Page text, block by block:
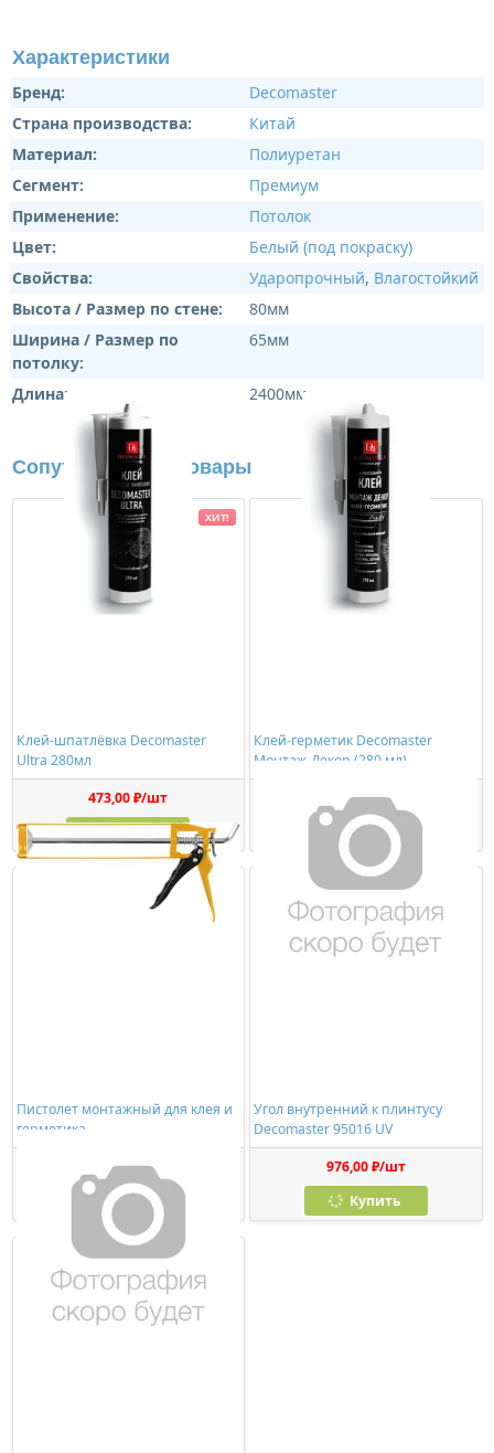
Характеристики
Бренд:
Decomaster
Страна производства:
Китай
Материал:
Полиуретан
Сегмент:
Премиум
Применение:
Потолок
Цвет:
Белый (под покраску)
Свойства:
Ударопрочный, Влагостойкий
Высота / Размер по стене:
80мм
Ширина / Размер по
потолку:
65мм
Длина: 2400мм
Сопутствующие товары
Клей-шпатлёвка Decomaster
Ultra 280мл
473,00 ₽/шт
Купить
ХИТ!
Клей-герметик Decomaster
Монтаж-Декор (280 мл)
1150,00 ₽/шт
Купить
Пистолет монтажный для клея и
герметика
278,00 ₽/шт
Купить
Угол внутренний к плинтусу
Decomaster 95016 UV
976,00 ₽/шт
Купить